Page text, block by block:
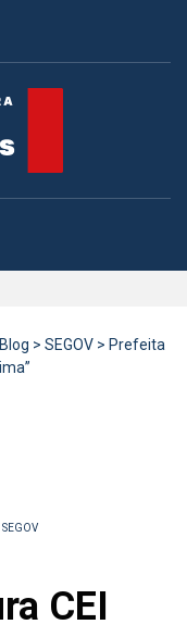
Blog > SEGOV > Prefeita
SEGOV
CEI